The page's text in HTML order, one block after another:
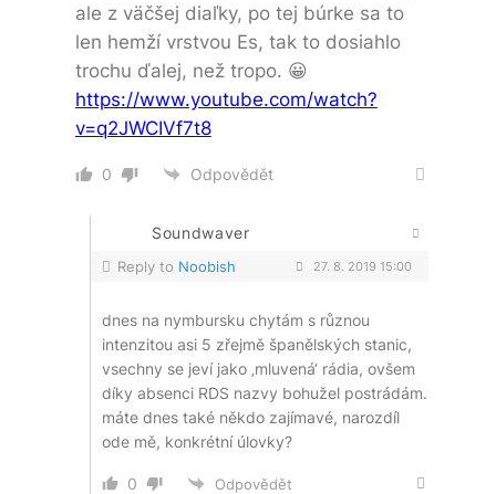
ale z väčšej diaľky, po tej búrke sa to
len hemží vrstvou Es, tak to dosiahlo
trochu ďalej, než tropo. 😀
https://www.youtube.com/watch?
v=q2JWCIVf7t8
0 Odpovědět
Soundwaver
Reply to Noobish 27. 8. 2019 15:00
dnes na nymbursku chytám s různou
intenzitou asi 5 zřejmě španělských stanic,
vsechny se jeví jako ‚mluvená‘ rádia, ovšem
díky absenci RDS nazvy bohužel postrádám.
máte dnes také někdo zajímavé, narozdíl
ode mě, konkrétní úlovky?
0 Odpovědět